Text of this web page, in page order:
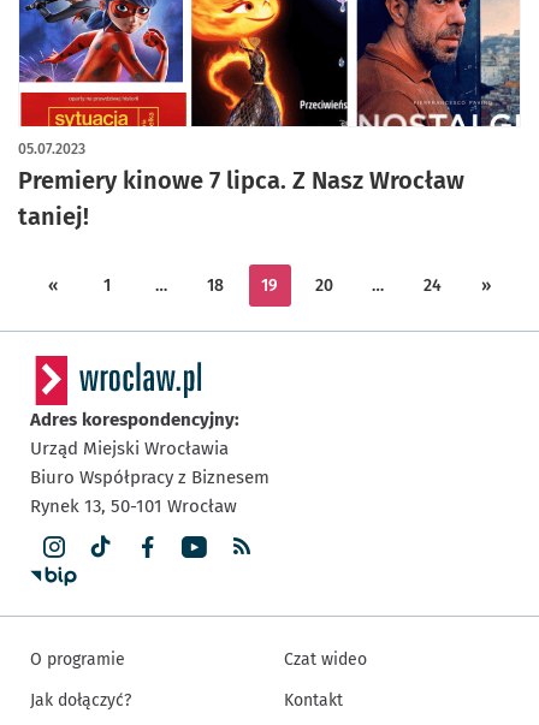
Premiery kinowe 7 lipca. Z Nasz Wrocław
taniej!
05.07.2023
« 1 … 18 19 20 … 24 »
Adres korespondencyjny:
Urząd Miejski Wrocławia
Biuro Współpracy z Biznesem
Rynek 13, 50-101 Wrocław
O programie
Jak dołączyć?
Czat wideo
Kontakt